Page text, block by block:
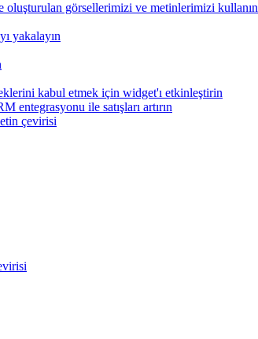
oluşturulan görsellerimizi ve metinlerimizi kullanın
yakalayın
kabul etmek için widget'ı etkinleştirin
entegrasyonu ile satışları artırın
çevirisi